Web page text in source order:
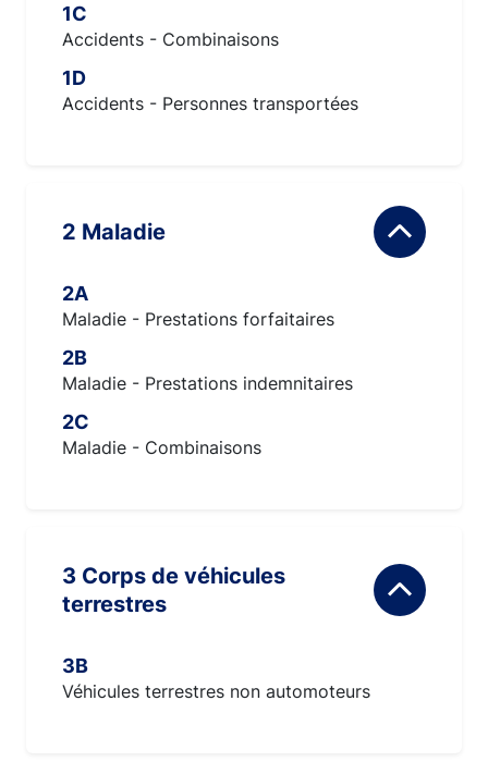
1C
Accidents - Combinaisons
1D
Accidents - Personnes transportées
2 Maladie
2A
Maladie - Prestations forfaitaires
2B
Maladie - Prestations indemnitaires
2C
Maladie - Combinaisons
3 Corps de véhicules
terrestres
3B
Véhicules terrestres non automoteurs